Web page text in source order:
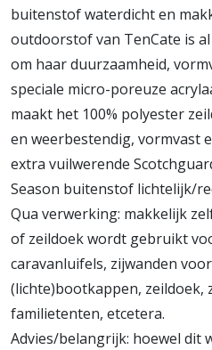
buitenstof waterdicht en
outdoorstof van TenCate is
om haar duurzaamheid,
speciale micro-poreuze
maakt het 100% polyester
en weerbestendig, vormvast
extra vuilwerende
Season buitenstof lichtelijk/
Qua verwerking: makkelijk
of zeildoek wordt gebruikt
caravanluifels, zijwanden
(lichte)bootkappen, zeildoek,
familietenten, etcetera.
Advies/belangrijk: hoewel dit